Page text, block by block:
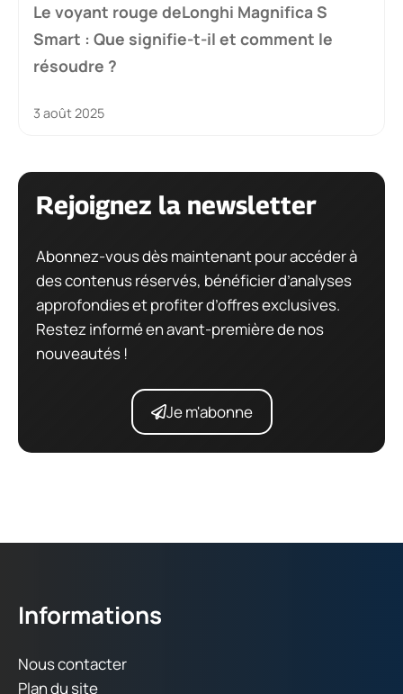
Le voyant rouge deLonghi Magnifica S
Smart : Que signifie-t-il et comment le
résoudre ?
3 août 2025
Rejoignez la newsletter
Abonnez-vous dès maintenant pour accéder à
des contenus réservés, bénéficier d’analyses
approfondies et profiter d’offres exclusives.
Restez informé en avant-première de nos
nouveautés !
Je m'abonne
Informations
Nous contacter
Plan du site